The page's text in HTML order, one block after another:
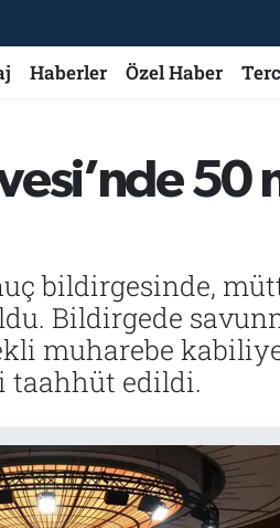
Haberler Özel Haber
bildirgesinde,
Bildirgede
muharebe
taahhüt edildi.